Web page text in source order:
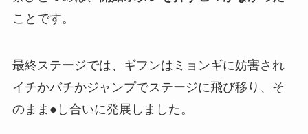
ことです。
最終ステージでは、ギフンはミョンギに妨害され
イチかバチかジャンプでステージに飛び移り、そ
のまま●し合いに発展しました。